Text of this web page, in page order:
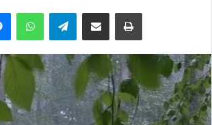
MessengerWhatsAppTelegramShare via Email Print